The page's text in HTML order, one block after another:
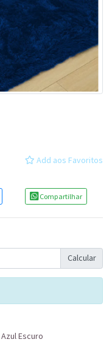
Add aos Favoritos
Compartilhar
Calcular
Azul Escuro